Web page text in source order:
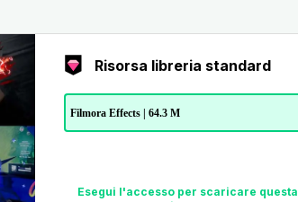
Risorsa libreria standard
Filmora Effects | 64.3 M
Esegui l'accesso per scaricare questa